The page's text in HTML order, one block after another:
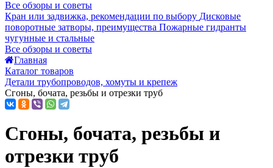
Все обзоры и советы
Кран или задвижка, рекомендации по выбору Дисковые
поворотные затворы, преимущества Пожарные гидранты
чугунные и стальные
Все обзоры и советы
Главная
Каталог товаров
Детали трубопроводов, хомуты и крепеж
Сгоны, бочата, резьбы и отрезки труб
Сгоны, бочата, резьбы и
отрезки труб